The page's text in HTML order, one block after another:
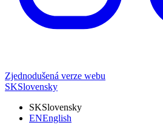
Zjednodušená verze webu
SKSlovensky
SKSlovensky
ENEnglish